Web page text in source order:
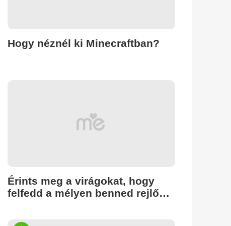
Hogy néznél ki Minecraftban?
Érints meg a virágokat, hogy
felfedd a mélyen benned rejlő